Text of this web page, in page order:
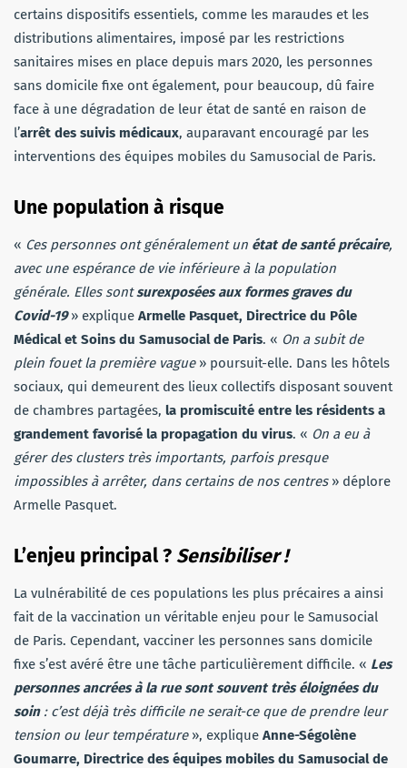
certains dispositifs essentiels, comme les maraudes et les
distributions alimentaires, imposé par les restrictions
sanitaires mises en place depuis mars 2020, les personnes
sans domicile fixe ont également, pour beaucoup, dû faire
face à une dégradation de leur état de santé en raison de
l’arrêt des suivis médicaux, auparavant encouragé par les
interventions des équipes mobiles du Samusocial de Paris.
Une population à risque
« Ces personnes ont généralement un état de santé précaire,
avec une espérance de vie inférieure à la population
générale. Elles sontsurexposées aux formes graves du
Covid-19 » explique Armelle Pasquet, Directrice du Pôle
Médical et Soins du Samusocial de Paris. « On a subit de
plein fouet la première vague » poursuit-elle. Dans les hôtels
sociaux, qui demeurent des lieux collectifs disposant souvent
de chambres partagées, la promiscuité entre les résidents a
grandement favorisé la propagation du virus. « On a eu à
gérer des clusters très importants, parfois presque
impossibles à arrêter, dans certains de nos centres» déplore
Armelle Pasquet.
L’enjeu principal ?Sensibiliser !
La vulnérabilité de ces populations les plus précaires a ainsi
fait de la vaccination un véritable enjeu pour le Samusocial
de Paris. Cependant, vacciner les personnes sans domicile
fixe s’est avéré être une tâche particulièrement difficile. « Les
personnes ancrées à la rue sont souvent très éloignées du
soin: c’est déjà très difficile ne serait-ce que de prendre leur
tension ou leur température», explique Anne-Ségolène
Goumarre, Directrice des équipes mobiles du Samusocial de